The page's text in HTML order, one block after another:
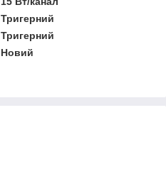
Тригерний
Тригерний
Новий